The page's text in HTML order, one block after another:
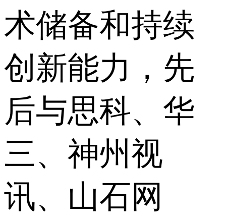
术储备和持续
创新能力，先
后与思科、华
三、神州视
讯、山石网